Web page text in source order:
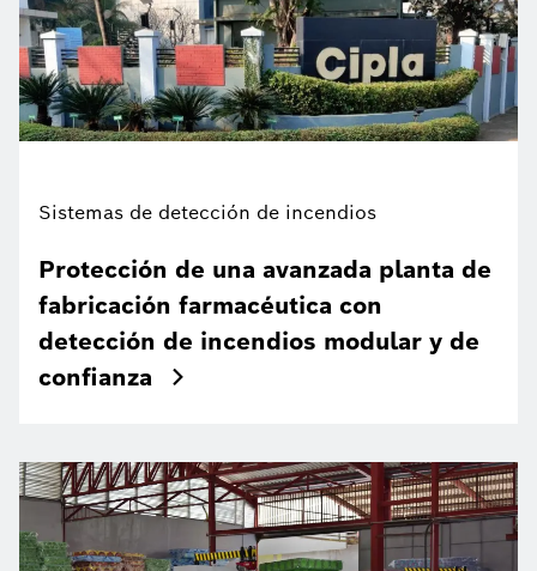
Sistemas de detección de incendios
Protección de una avanzada planta de
fabricación farmacéutica con
detección de incendios modular y de
confianza